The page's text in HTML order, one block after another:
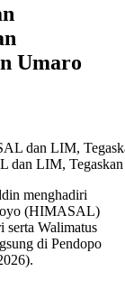
Umaro
LIM,
menghadiri
(HIMASAL)
Walimatus
di Pendopo